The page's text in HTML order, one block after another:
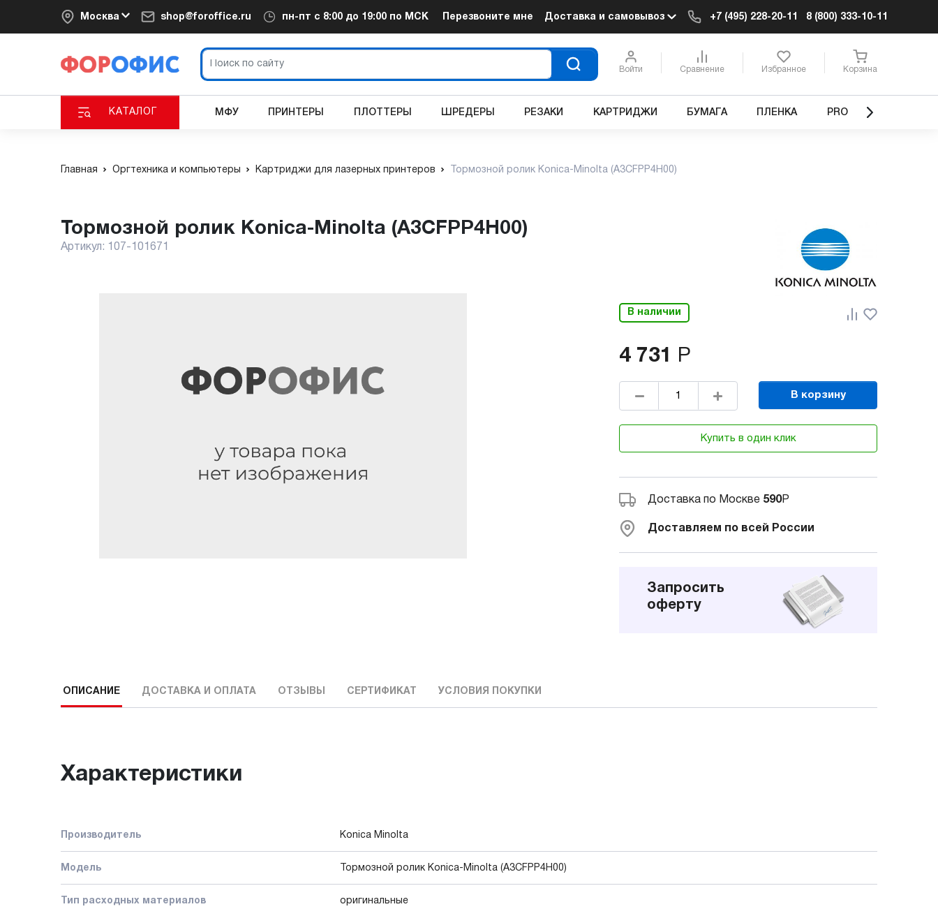
Москва shop@foroffice.ru пн-пт с 8:00 до 19:00 по МСК Перезвоните мне Доставка и самовывоз +7 (495) 228-20-11 8 (800) 333-10-11
Войти Сравнение Избранное Корзина
КАТАЛОГ МФУ ПРИНТЕРЫ ПЛОТТЕРЫ ШРЕДЕРЫ РЕЗАКИ КАРТРИДЖИ БУМАГА ПЛЕНКА PRO
Главная Оргтехника и компьютеры Картриджи для лазерных принтеров Тормозной ролик Konica-Minolta (A3CFPP4H00)
Тормозной ролик Konica-Minolta (A3CFPP4H00)
Артикул: 107-101671
В наличии
4 731 Р
В корзину
Купить в один клик
Доставка по Москве 590Р
Доставляем по всей России
Запросить
оферту
ОПИСАНИЕ ДОСТАВКА И ОПЛАТА ОТЗЫВЫ СЕРТИФИКАТ УСЛОВИЯ ПОКУПКИ
Характеристики
Производитель Konica Minolta
Модель Тормозной ролик Konica-Minolta (A3CFPP4H00)
Тип расходных материалов оригинальные